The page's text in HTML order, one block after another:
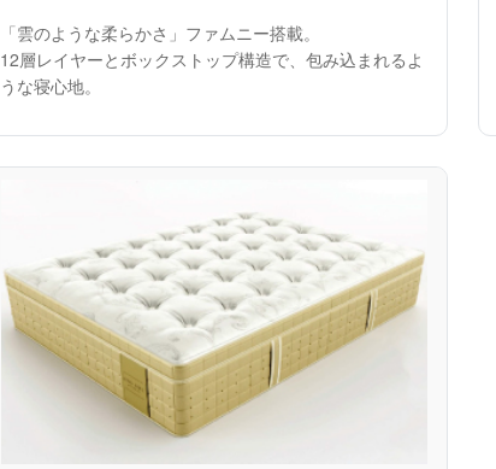
「雲のような柔らかさ」ファムニー搭載。
12層レイヤーとボックストップ構造で、包み込まれるよ
うな寝心地。